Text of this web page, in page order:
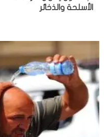
الأسلحة والذخائر